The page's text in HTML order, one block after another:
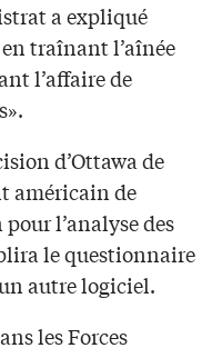
a expliqué
traînant l’aînée
l’affaire de
d’Ottawa de
américain de
l’analyse des
le questionnaire
autre logiciel.
les Forces